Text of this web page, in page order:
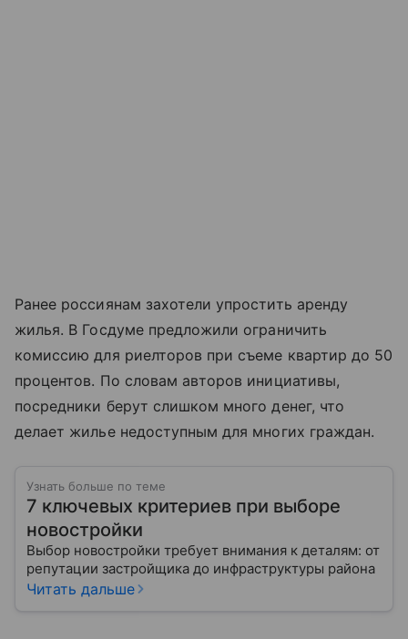
Ранее россиянам захотели упростить аренду
жилья. В Госдуме предложили ограничить
комиссию для риелторов при съеме квартир до 50
процентов. По словам авторов инициативы,
посредники берут слишком много денег, что
делает жилье недоступным для многих граждан.
Узнать больше по теме
7 ключевых критериев при выборе
новостройки
Выбор новостройки требует внимания к деталям: от
репутации застройщика до инфраструктуры района
Читать дальше